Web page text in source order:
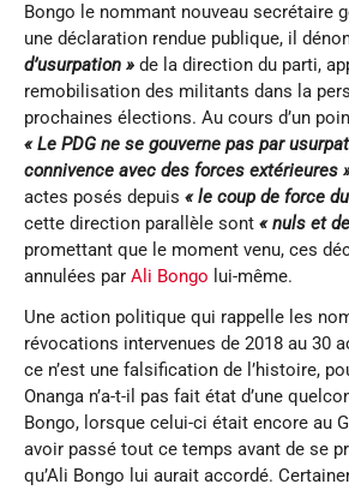
Bongo le nommant nouveau secrétaire
une déclaration rendue publique, il
d’usurpation » de la direction du parti,
remobilisation des militants dans la
prochaines élections. Au cours d’un
« Le PDG ne se gouverne pas par
connivence avec des forces extérieures
actes posés depuis « le coup de force
cette direction parallèle sont « nuls et
promettant que le moment venu, ces
annulées par Ali Bongo lui-même.
Une action politique qui rappelle les
révocations intervenues de 2018 au 30
ce n’est une falsification de l’histoire,
Onanga n’a-t-il pas fait état d’une
Bongo, lorsque celui-ci était encore au
avoir passé tout ce temps avant de se
qu’Ali Bongo lui aurait accordé.